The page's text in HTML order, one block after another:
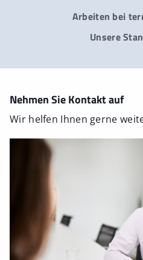
Arbeiten bei
Unsere
Nehmen Sie Kontakt auf
Wir helfen Ihnen gerne